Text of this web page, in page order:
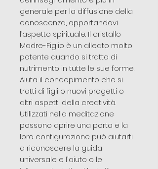
generale per la diffusione della
conoscenza, apportandovi
l’aspetto spirituale. Il cristallo
Madre-Figlio è un alleato molto
potente quando si tratta di
nutrimento in tutte le sue forme.
Aiuta il concepimento che si
tratti di figli o nuovi progetti o
altri aspetti della creatività.
Utilizzati nella meditazione
possono aprire una porta e la
loro configurazione può aiutarti
a riconoscere la guida
universale e l'aiuto o le